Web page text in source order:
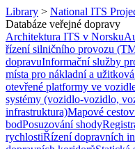
Library > National ITS
Databáze veřejné dopravy
Architektura ITS v Norsku
řízení silničního provozu
dopravuInformační služby
místa pro nákladní a
otevřené platformy ve
systémy (vozidlo-vozidlo,
infrastruktura)Mapové
bodPosuzování shody
rychlostiŘízení dopravních